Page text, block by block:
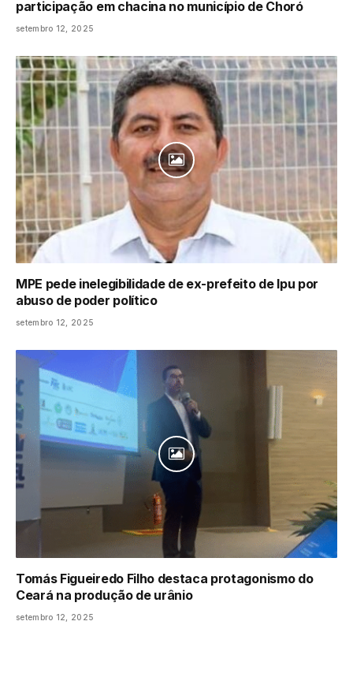
participação em chacina no município de Choró
setembro 12, 2025
MPE pede inelegibilidade de ex-prefeito de Ipu por
abuso de poder político
setembro 12, 2025
Tomás Figueiredo Filho destaca protagonismo do
Ceará na produção de urânio
setembro 12, 2025